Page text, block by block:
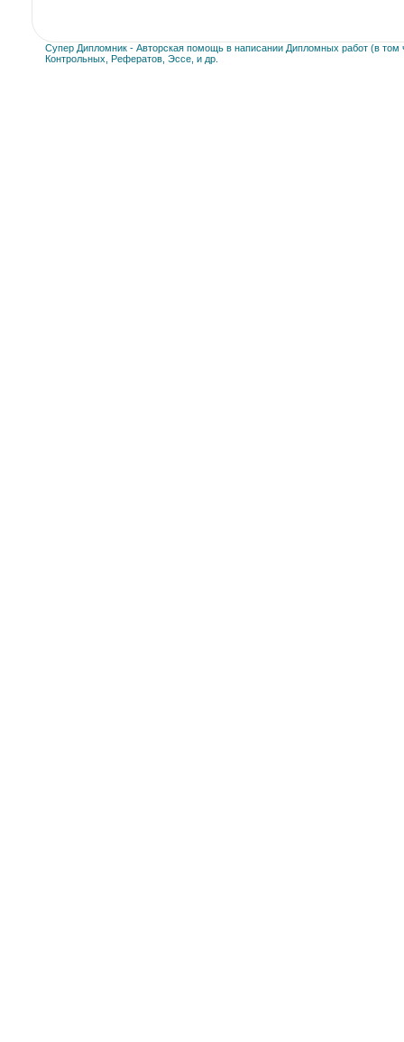
Супер Дипломник - Авторская помощь в написании Дипломных работ (в том
Контрольных, Рефератов, Эссе, и др.